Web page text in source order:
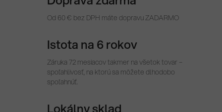
Od 60 € bez DPH máte dopravu ZADARMO
Istota na 6 rokov
Záruka 72 mesiacov takmer na všetok tovar –
spoľahlivosť, na ktorú sa môžete dlhodobo
spoľahnúť.
Lokálny sklad